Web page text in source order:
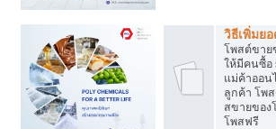
วิธีเพิ่มย
โพสต์ขาย
ให้มีคนซื้อ
แม่ค้าออน
ลูกค้า โพ
สขายของ
โพสฟรี